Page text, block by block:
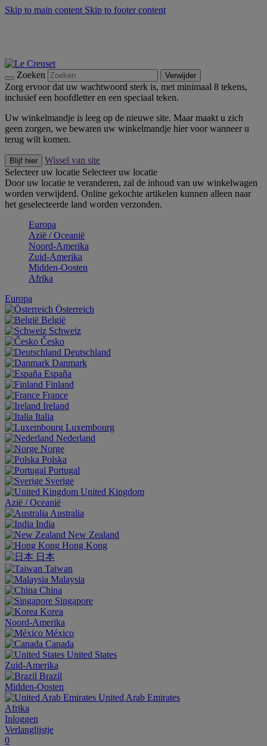
Skip to main content Skip to footer content
Zoeken Verwijder
Zorg ervoor dat uw wachtwoord sterk is, met minimaal 8 tekens,
inclusief een hoofdletter en een speciaal teken.
Uw winkelmandje is leeg op de nieuwe site. Maar maakt u zich
geen zorgen, we bewaren uw winkelmandje hier voor wanneer u
terug wilt komen.
Blijf hier
Wissel van site
Selecteer uw locatie Selecteer uw locatie
Door uw locatie te veranderen, zal de inhoud van uw winkelwagen
worden verwijderd. Online gekochte artikelen kunnen alleen naar
het geselecteerde land worden verzonden.
Europa
Aziё / Oceaniё
Noord-Amerika
Zuid-Amerika
Midden-Oosten
Afrika
Europa
Österreich
België
Schweiz
Česko
Deutschland
Danmark
España
Finland
France
Ireland
Italia
Luxembourg
Nederland
Norge
Polska
Portugal
Sverige
United Kingdom
Aziё / Oceaniё
Australia
India
New Zealand
Hong Kong
日本
Taiwan
Malaysia
China
Singapore
Korea
Noord-Amerika
México
Canada
United States
Zuid-Amerika
Brazil
Midden-Oosten
United Arab Emirates
Afrika
Inloggen
Verlanglijstje
0